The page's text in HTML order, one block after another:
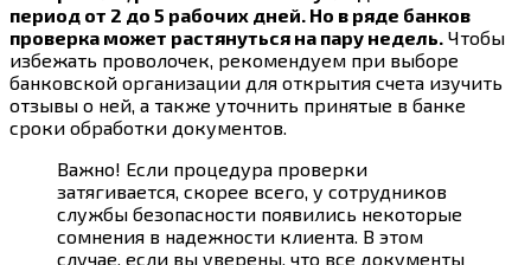
период от 2 до 5 рабочих дней. Но в ряде банков
проверка может растянуться на пару недель. Чтобы
избежать проволочек, рекомендуем при выборе
банковской организации для открытия счета изучить
отзывы о ней, а также уточнить принятые в банке
сроки обработки документов.
Важно! Если процедура проверки
затягивается, скорее всего, у сотрудников
службы безопасности появились некоторые
сомнения в надежности клиента. В этом
случае, если вы уверены, что все документы